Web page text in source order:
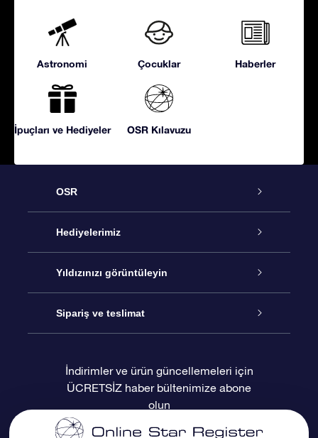
Astronomi Çocuklar Haberler
İpuçları ve Hediyeler OSR Kılavuzu
OSR
Hizmet
İletişim
Blogu
Değerlendirmeler
Hediyelerimiz
Çevrimiçi Yıldız Hediyesi
OSR Hediye Paketi
OSR Hediye Kartı
Kurumsal hediyeler
Yıldızınızı görüntüleyin
Star Register
Kişiselleştirilmiş Yıldız Sayfası
Bir Milyon Yıldız
Sipariş ve teslimat
Ödeme bilgileri
Sevkiyat bilgileri
İndirimler ve ürün güncellemeleri için
ÜCRETSİZ haber bültenimize abone
olun